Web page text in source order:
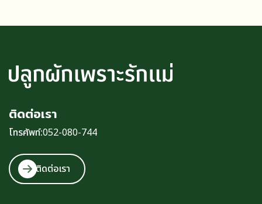
ติดต่อเรา
โทรศัพท์:052-080-744
ติดต่อเรา